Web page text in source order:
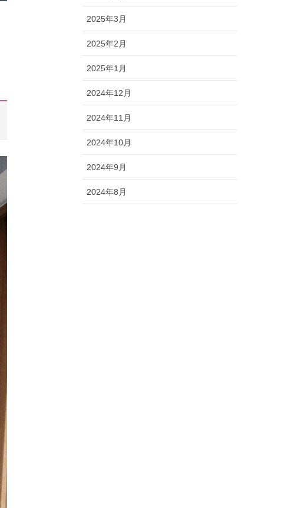
2025年3月
2025年2月
2025年1月
2024年12月
2024年11月
2024年10月
2024年9月
2024年8月